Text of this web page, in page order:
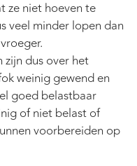
ze niet hoeven te
veel minder lopen dan
dus over het
weinig gewend en
goed belastbaar
of niet belast of
voorbereiden op